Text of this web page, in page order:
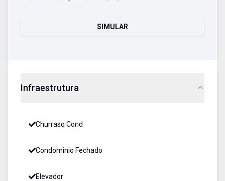
SIMULAR
Infraestrutura
Churrasq Cond
Condominio Fechado
Elevador